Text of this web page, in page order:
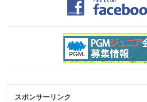
スポンサーリンク